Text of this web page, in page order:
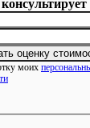
моих